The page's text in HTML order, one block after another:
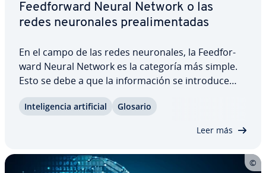
Fee­d­fo­r­wa­rd Neural Network o las
redes neu­ro­na­les pre­ali­me­n­ta­das
En el campo de las redes neu­ro­na­les, la Fee­d­fo­r­
wa­rd Neural Network es la categoría más simple.
Esto se debe a que la in­fo­r­ma­ción se introduce
di­re­c­cio­nal a la siguiente instancia superior, hasta
In­te­li­ge­n­cia ar­ti­fi­cial Glosario
Leer más